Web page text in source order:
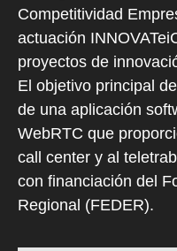
Competitividad
actuación
proyectos de
El objetivo principal
de una aplicación
WebRTC que
call center y al
con financiación del
Regional (FEDER).